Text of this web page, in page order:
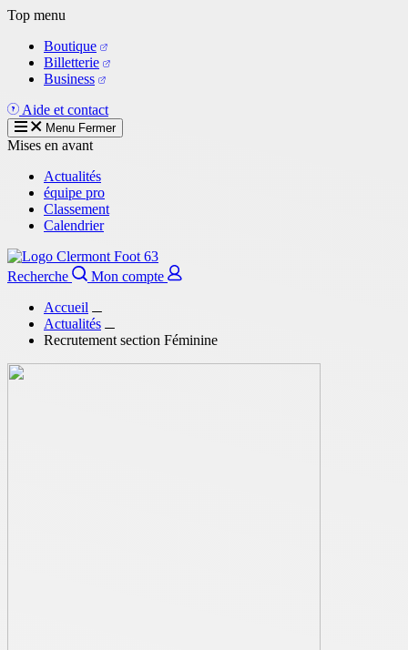
Aller
contenu
principal
Top menu
Boutique
Billetterie
Business
Aide et contact
Menu Fermer
Mises en avant
Actualités
équipe pro
Classement
Calendrier
Recherche
Mon compte
Accueil
Actualités
Recrutement section Féminine